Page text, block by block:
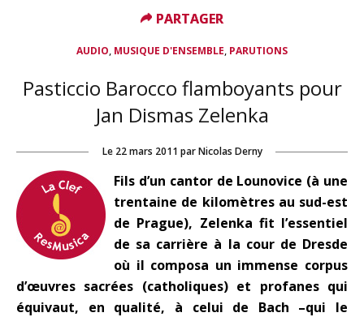
AUDIO, MUSIQUE D'ENSEMBLE, PARUTIONS
Pasticcio Barocco flamboyants pour
Jan Dismas Zelenka
Le 22 mars 2011 par Nicolas Derny
Fils d’un cantor de Lounovice (à une
trentaine de kilomètres au sud-est
de Prague), Zelenka fit l’essentiel
de sa carrière à la cour de Dresde
où il composa un immense corpus
d’œuvres sacrées (catholiques) et profanes qui
équivaut, en qualité, à celui de Bach –qui le
PARTAGER
PARTAGER